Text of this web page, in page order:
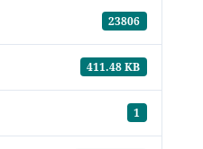
23806
411.48 KB
1